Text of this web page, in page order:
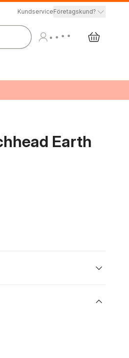
KundserviceFöretagskund?
Earth